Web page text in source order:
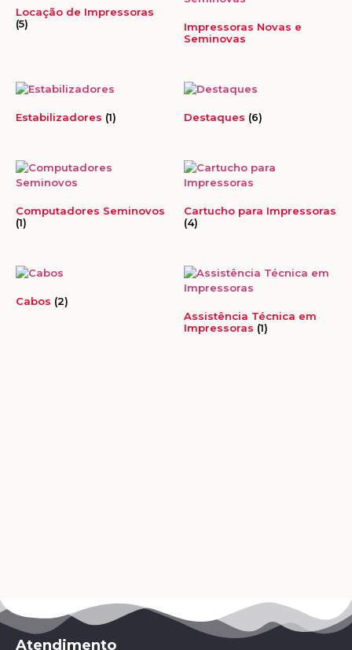
Locação de Impressoras
(5)
Impressoras Novas e
Seminovas
Estabilizadores (1) Destaques (6)
Computadores Seminovos
(1)
Cartucho para Impressoras
(4)
Cabos (2)
Assistência Técnica em
Impressoras (1)
Atendimento